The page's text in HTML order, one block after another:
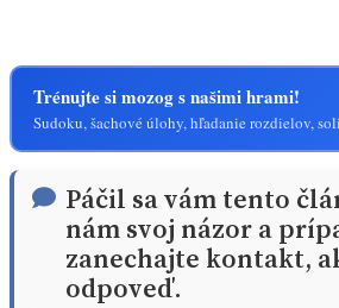
Trénujte si mozog s našimi hrami!
Sudoku, šachové úlohy, hľadanie rozdielov,
Páčil sa vám tento
nám svoj názor a
zanechajte kontakt,
odpoveď.